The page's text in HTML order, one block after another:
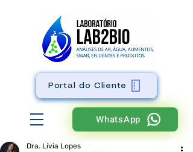
WhatsApp
Portal do Cliente
Dra. Lívia Lopes